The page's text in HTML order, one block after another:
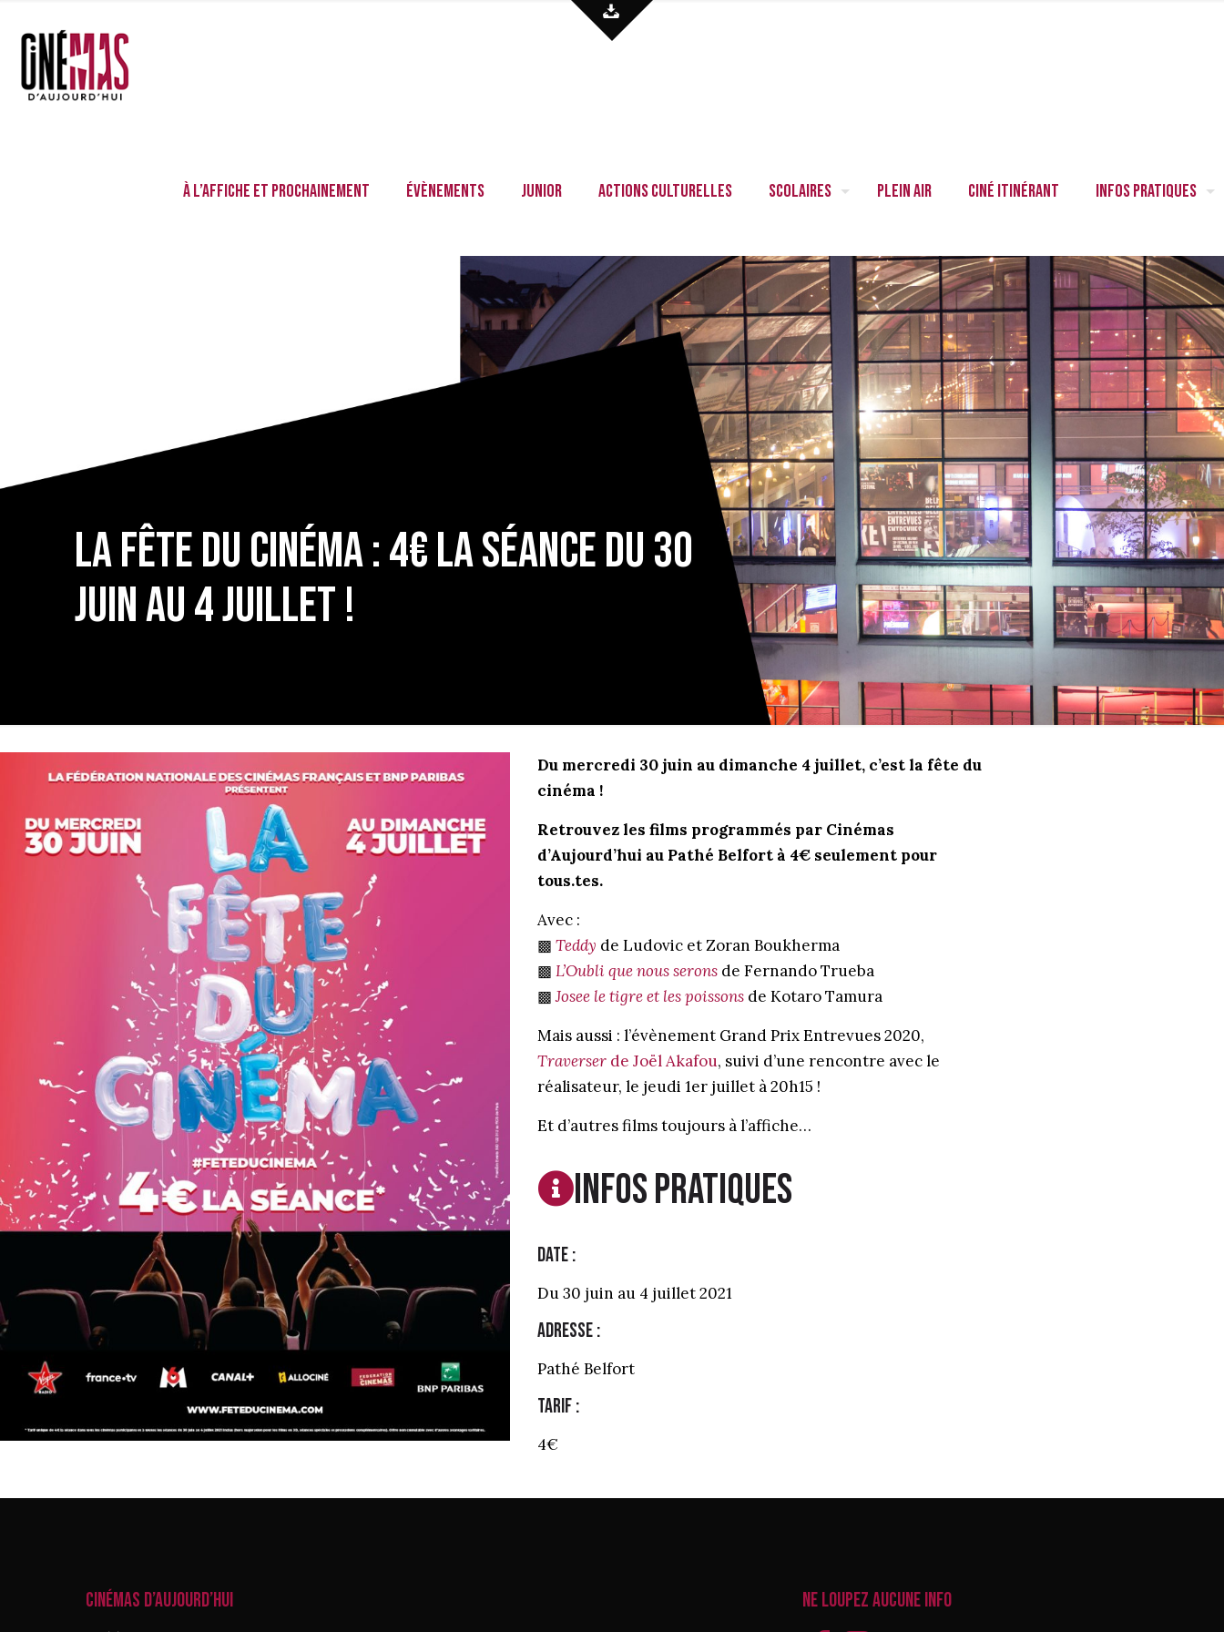
À l’affiche et prochainement Évènements Junior Actions culturelles Scolaires Plein air Ciné itinérant Infos pratiques
La Fête du Cinéma : 4€ la séance du 30
juin au 4 juillet !
Du mercredi 30 juin au dimanche 4 juillet, c’est la fête du
cinéma !
Retrouvez les films programmés par Cinémas
d’Aujourd’hui au Pathé Belfort à 4€ seulement pour
tous.tes.
Avec :
▩ Teddy de Ludovic et Zoran Boukherma
▩ L’Oubli que nous serons de Fernando Trueba
▩Josee le tigre et les poissons de Kotaro Tamura
Mais aussi : l’évènement Grand Prix Entrevues 2020,
Traverser de Joël Akafou, suivi d’une rencontre avec le
réalisateur, le jeudi 1er juillet à 20h15 !
Et d’autres films toujours à l’affiche…
Infos PRATIQUES
Date :
Du 30 juin au 4 juillet 2021
Adresse :
Pathé Belfort
Tarif :
4€
CINÉMAS D’AUJOURD’HUI Ne loupez aucune info